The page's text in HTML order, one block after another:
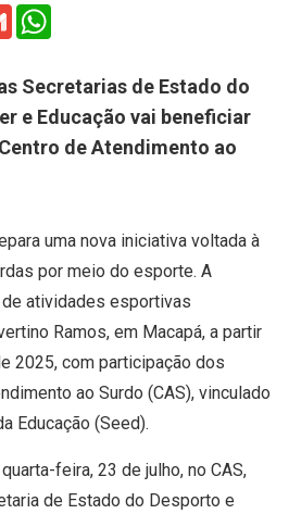
Gmail
Secretarias de Estado do
e Educação vai beneficiar
de Atendimento ao
uma nova iniciativa voltada à
por meio do esporte. A
atividades esportivas
Ramos, em Macapá, a partir
2025, com participação dos
ao Surdo (CAS), vinculado
Educação (Seed).
feira, 23 de julho, no CAS,
de Estado do Desporto e